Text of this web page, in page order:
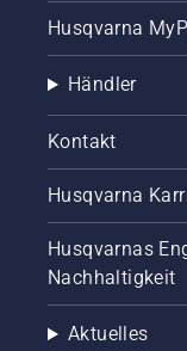
Husqvarna
Händler
Kontakt
Husqvarna
Husqvarnas
Nachhaltigkeit
Aktuelles